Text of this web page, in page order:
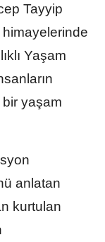
Tayyip
himayelerinde
Yaşam
yaşam
anlatan
kurtulan